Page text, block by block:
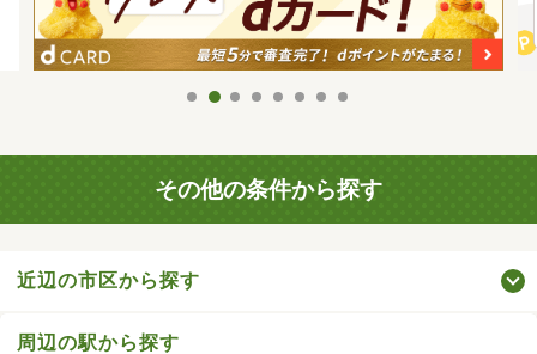
その他の条件から探す
近辺の市区から探す
周辺の駅から探す